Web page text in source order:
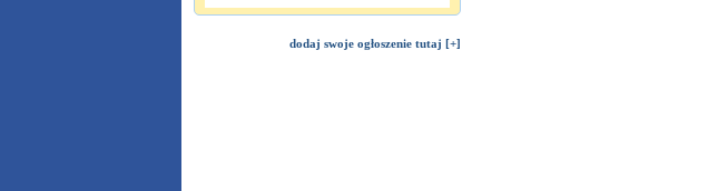
dodaj swoje ogłoszenie tutaj [+]